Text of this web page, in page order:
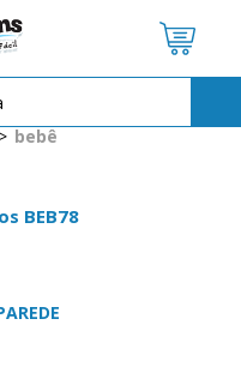
bebê
BEB78